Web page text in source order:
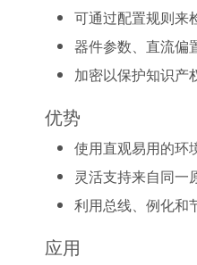
可通过配置规则来
器件参数、直流偏
加密以保护知识产
优势
使用直观易用的环
灵活支持来自同一
利用总线、例化和
应用